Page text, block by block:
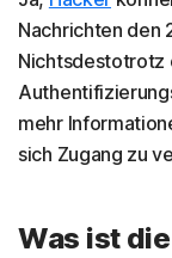
Nachrichten den
mehr
sich Zugang zu
Was ist